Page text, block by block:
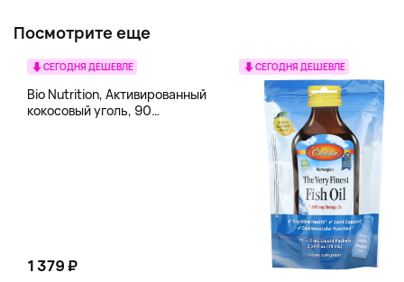
Посмотрите еще
СЕГОДНЯ ДЕШЕВЛЕ
Bio Nutrition, Активированный
кокосовый уголь, 90
1 379 ₽
СЕГОДНЯ ДЕШЕВЛЕ